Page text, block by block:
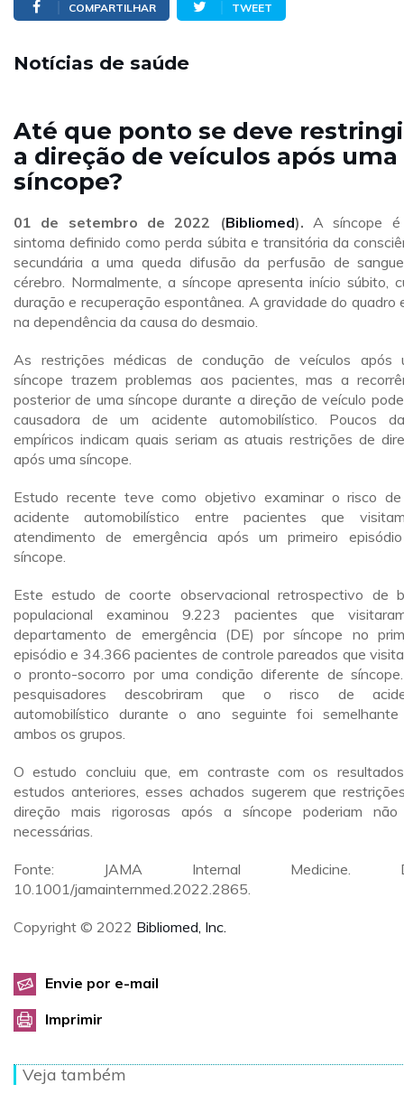
COMPARTILHAR TWEET
Notícias de saúde
Até que ponto se deve
a direção de veículos após uma
síncope?
01 de setembro de 2022 (Bibliomed). A síncope é
sintoma definido como perda súbita e transitória da
secundária a uma queda difusão da perfusão de
cérebro. Normalmente, a síncope apresenta início súbito,
duração e recuperação espontânea. A gravidade do quadro
na dependência da causa do desmaio.
As restrições médicas de condução de veículos após
síncope trazem problemas aos pacientes, mas a
posterior de uma síncope durante a direção de veículo
causadora de um acidente automobilístico. Poucos
empíricos indicam quais seriam as atuais restrições de
após uma síncope.
Estudo recente teve como objetivo examinar o risco
acidente automobilístico entre pacientes que
atendimento de emergência após um primeiro
síncope.
Este estudo de coorte observacional retrospectivo de
populacional examinou 9.223 pacientes que
departamento de emergência (DE) por síncope no
episódio e 34.366 pacientes de controle pareados que
o pronto-socorro por uma condição diferente de
pesquisadores descobriram que o risco de
automobilístico durante o ano seguinte foi
ambos os grupos.
O estudo concluiu que, em contraste com os
estudos anteriores, esses achados sugerem que
direção mais rigorosas após a síncope poderiam
necessárias.
Fonte: JAMA Internal Medicine.
10.1001/jamainternmed.2022.2865.
Copyright © 2022 Bibliomed, Inc.
Envie por e-mail
Imprimir
Veja também